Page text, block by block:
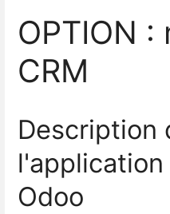
OPTION :
CRM
Description
l'application
Odoo